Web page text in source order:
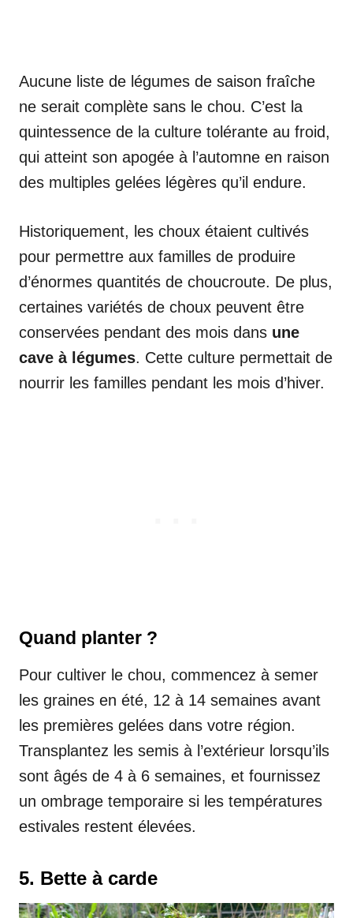
Aucune liste de légumes de saison fraîche
ne serait complète sans le chou. C’est la
quintessence de la culture tolérante au froid,
qui atteint son apogée à l’automne en raison
des multiples gelées légères qu’il endure.
Historiquement, les choux étaient cultivés
pour permettre aux familles de produire
d’énormes quantités de choucroute. De plus,
certaines variétés de choux peuvent être
conservées pendant des mois dans une
cave à légumes. Cette culture permettait de
nourrir les familles pendant les mois d’hiver.
Quand planter ?
Pour cultiver le chou, commencez à semer
les graines en été, 12 à 14 semaines avant
les premières gelées dans votre région.
Transplantez les semis à l’extérieur lorsqu’ils
sont âgés de 4 à 6 semaines, et fournissez
un ombrage temporaire si les températures
estivales restent élevées.
5. Bette à carde